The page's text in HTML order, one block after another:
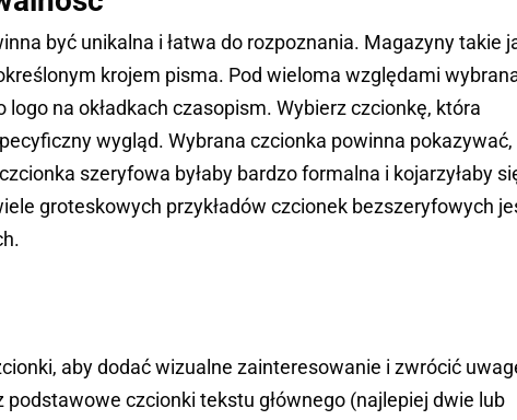
być unikalna i łatwa do rozpoznania. Magazyny takie
krojem pisma. Pod wieloma względami
na okładkach czasopism. Wybierz czcionkę, która
wygląd. Wybrana czcionka powinna pokazywać,
szeryfowa byłaby bardzo formalna i kojarzyłaby
groteskowych przykładów czcionek bezszeryfowych
aby dodać wizualne zainteresowanie i zwrócić
podstawowe czcionki tekstu głównego (najlepiej dwie lub